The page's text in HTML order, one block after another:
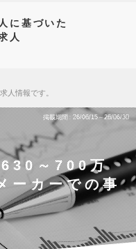
に基づいた
人
人情報です。
掲載期間 26/06/15～26/06/30
630～700万
ーカーでの事